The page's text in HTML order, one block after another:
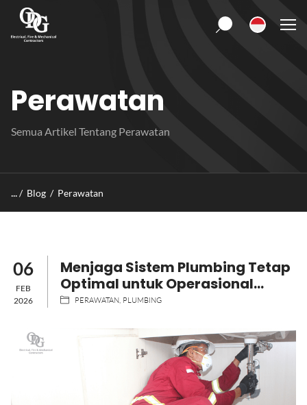
e
Perawatan
Semua Artikel Tentang Perawatan
/ Blog / Perawatan
06
FEB
2026
Menjaga Sistem Plumbing Tetap
Optimal untuk Operasional
Bangunan Berkelanjutan
PERAWATAN PLUMBING